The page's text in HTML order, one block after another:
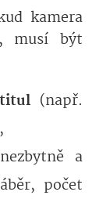
kamera
musí být
(např.
a
počet